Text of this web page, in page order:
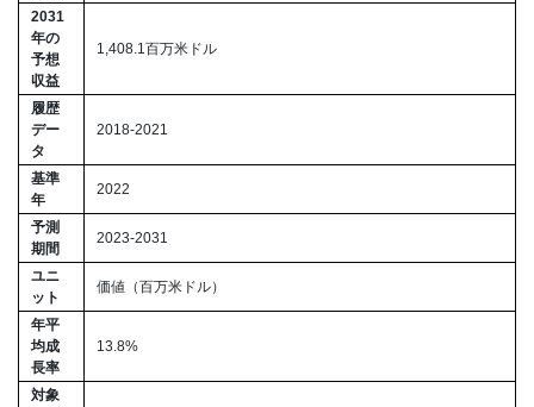
2031
年の
予想
収益
1,408.1百万米ドル
履歴
デー
タ
2018-2021
基準
年
2022
予測
期間
2023-2031
ユニ
ット
価値（百万米ドル）
年平
均成
長率
13.8%
対象